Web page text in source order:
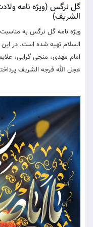
گل نرگس (ویژه نامه
الشریف)
ويژه نامه گل نرگس به
السلام تهيه شده است. در اين
امام مهدی، منجی گرایی،
عجل الله فرجه الشریف